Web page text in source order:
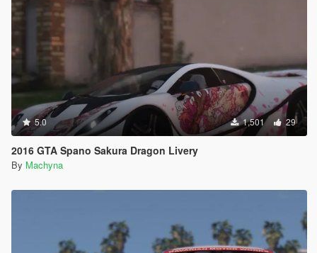
5.0 1,501 29
2016 GTA Spano Sakura Dragon Livery
By Machyna